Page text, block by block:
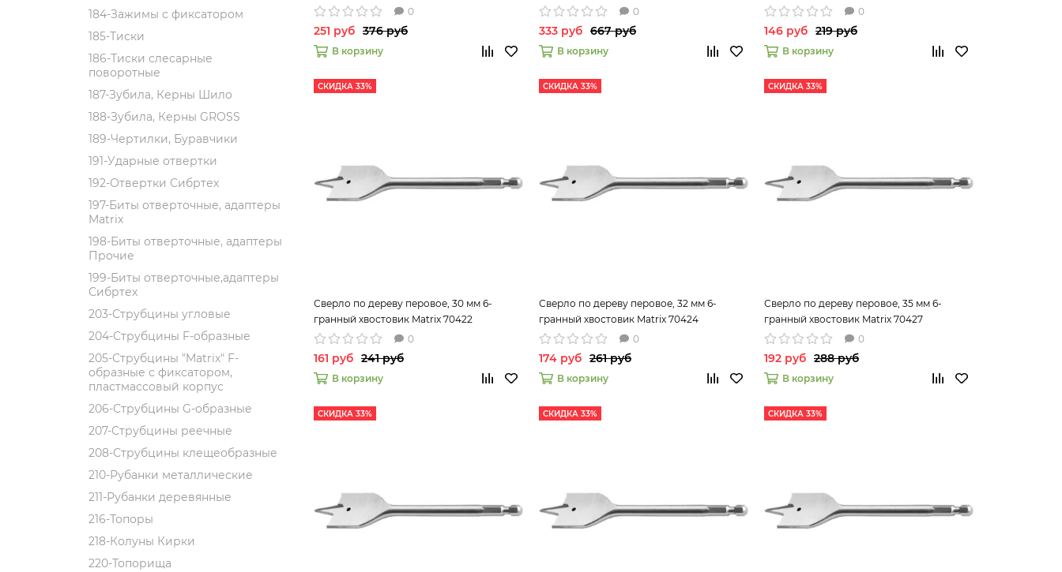
184-Зажимы с фиксатором
185-Тиски
186-Тиски слесарные
поворотные
187-Зубила, Керны Шило
188-Зубила, Керны GROSS
189-Чертилки, Буравчики
191-Ударные отвертки
192-Отвертки Сибртех
197-Биты отверточные, адаптеры
Matrix
198-Биты отверточные, адаптеры
Прочие
199-Биты отверточные,адаптеры
Сибртех
203-Струбцины угловые
204-Струбцины F-образные
205-Струбцины "Matrix" F-
образные с фиксатором,
пластмассовый корпус
206-Струбцины G-образные
207-Струбцины реечные
208-Струбцины клещеобразные
210-Рубанки металлические
211-Рубанки деревянные
216-Топоры
218-Колуны Кирки
220-Топорища
0
251 руб 376 руб
В корзину
0
333 руб 667 руб
В корзину
0
146 руб 219 руб
В корзину
СКИДКА 33%
Сверло по дереву перовое, 30 мм 6-
гранный хвостовик Matrix 70422
0
161 руб 241 руб
В корзину
СКИДКА 33%
Сверло по дереву перовое, 32 мм 6-
гранный хвостовик Matrix 70424
0
174 руб 261 руб
В корзину
СКИДКА 33%
Сверло по дереву перовое, 35 мм 6-
гранный хвостовик Matrix 70427
0
192 руб 288 руб
В корзину
СКИДКА 33% СКИДКА 33% СКИДКА 33%